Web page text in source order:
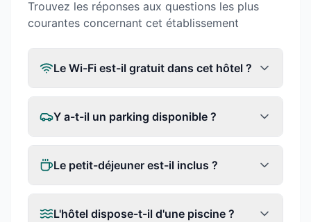
Trouvez les réponses aux questions les plus
courantes concernant cet établissement
Le Wi-Fi est-il gratuit dans cet hôtel ?
Y a-t-il un parking disponible ?
Le petit-déjeuner est-il inclus ?
L'hôtel dispose-t-il d'une piscine ?